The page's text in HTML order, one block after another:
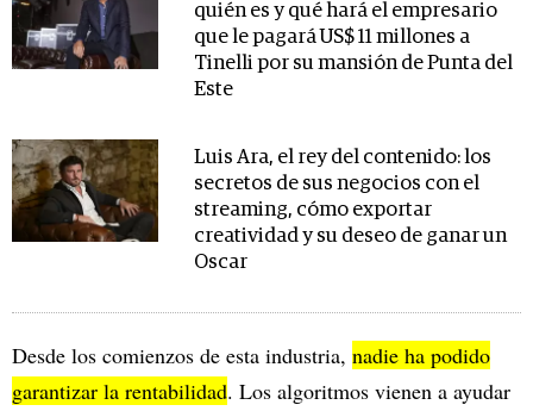
quién es y qué hará el empresario
que le pagará US$ 11 millones a
Tinelli por su mansión de Punta del
Este
Luis Ara, el rey del contenido: los
secretos de sus negocios con el
streaming, cómo exportar
creatividad y su deseo de ganar un
Oscar
Desde los comienzos de esta industria, nadie ha podido
garantizar la rentabilidad. Los algoritmos vienen a ayudar